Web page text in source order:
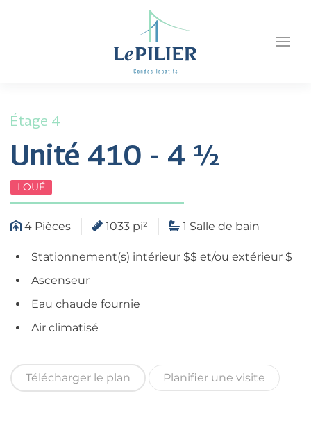
Étage 4
Unité 410 - 4 ½
LOUÉ
4 Pièces 1033 pi² 1 Salle de bain
Stationnement(s) intérieur $$ et/ou extérieur $
Ascenseur
Eau chaude fournie
Air climatisé
Télécharger le plan Planifier une visite